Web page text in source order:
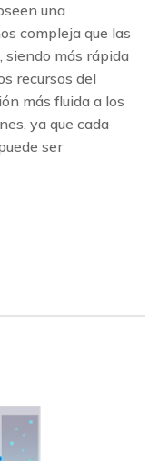
una
compleja que las
siendo más rápida
recursos del
más fluida a los
ya que cada
ser